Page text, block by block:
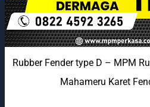
Rubber Fender type D – MPM
Mahameru Karet